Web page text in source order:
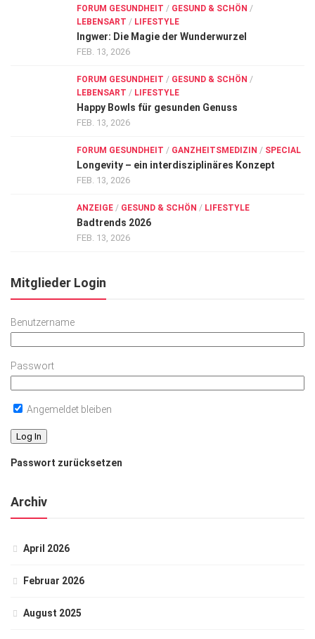
FORUM GESUNDHEIT / GESUND & SCHÖN /
LEBENSART / LIFESTYLE
Ingwer: Die Magie der Wunderwurzel
FEB. 13, 2026
FORUM GESUNDHEIT / GESUND & SCHÖN /
LEBENSART / LIFESTYLE
Happy Bowls für gesunden Genuss
FEB. 13, 2026
FORUM GESUNDHEIT / GANZHEITSMEDIZIN / SPECIAL
Longevity – ein interdisziplinäres Konzept
FEB. 13, 2026
ANZEIGE / GESUND & SCHÖN / LIFESTYLE
Badtrends 2026
FEB. 13, 2026
Mitglieder Login
Benutzername
Passwort
Angemeldet bleiben
Passwort zurücksetzen
Archiv
April 2026
Februar 2026
August 2025